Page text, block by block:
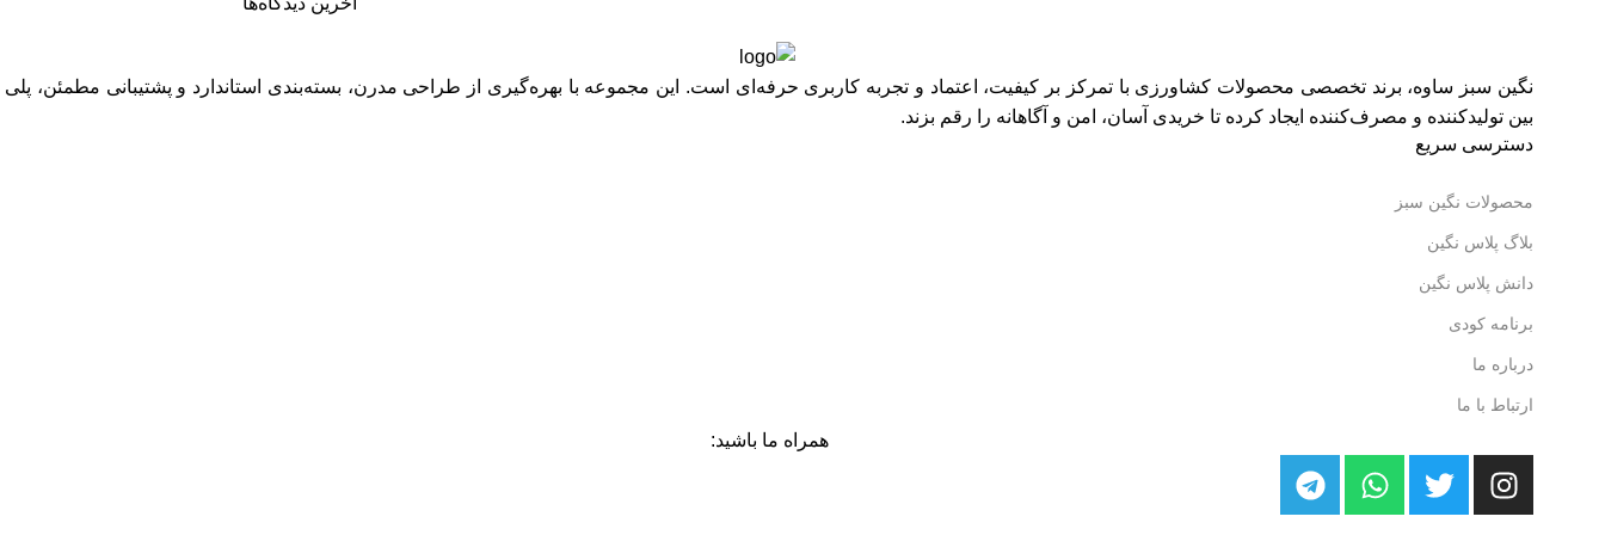
نگین سبز ساوه، برند تخصصی محصولات کشاورزی با تمرکز بر کیفیت، اعتماد و تجربه کاربری حرفه‌ای است. این مجموعه با بهره‌گیری از طراحی مدرن، بسته‌بندی استاندارد و پشتیبانی مطمئن، پلی
بین تولیدکننده و مصرف‌کننده ایجاد کرده تا خریدی آسان، امن و آگاهانه را رقم بزند.
دسترسی سریع
محصولات نگین سبز
بلاگ پلاس نگین
دانش پلاس نگین
برنامه کودی
درباره ما
ارتباط با ما
همراه ما باشید: